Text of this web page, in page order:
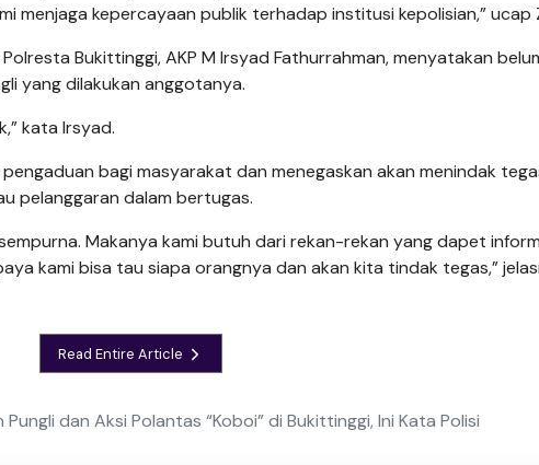
menjaga kepercayaan publik terhadap institusi kepolisian,” ucap
Bukittinggi, AKP M Irsyad Fathurrahman, menyatakan
yang dilakukan anggotanya.
kata Irsyad.
bagi masyarakat dan menegaskan akan menindak
pelanggaran dalam bertugas.
Makanya kami butuh dari rekan-rekan yang dapet
kami bisa tau siapa orangnya dan akan kita tindak tegas,”
Read Entire Article
dan Aksi Polantas “Koboi” di Bukittinggi, Ini Kata Polisi